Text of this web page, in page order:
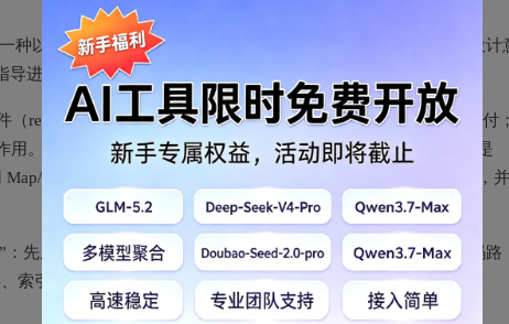
种以该工具为代表的开发范式。它们的核心思想是：将代码的“设计
进行开发和验证。
requires）规定调用方责任；后置条件（ensures）规定实现方交付；
用。而“模型字段/不变式”更像数据结构的抽象视图：接口里写的是
List/Set 只是手段，关键是把这些容器映射回规格的抽象序列，
先从异常触发条件、状态变化最小集、输出副作用出发规划代码路
索引等降低时间复杂度。